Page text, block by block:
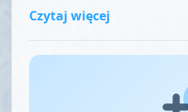
Czytaj więcej